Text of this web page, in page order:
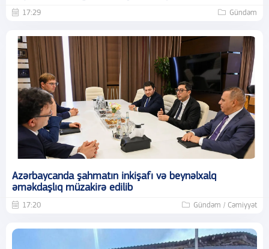
17:29 Gündəm
Azərbaycanda şahmatın inkişafı və beynəlxalq
əməkdaşlıq müzakirə edilib
17:20 Gündəm / Cəmiyyət